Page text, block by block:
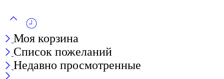
Моя корзина
Список пожеланий
Недавно просмотренные